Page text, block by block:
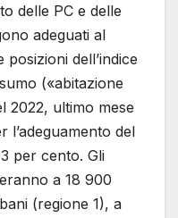
delle PC e delle
adeguati al
dell’indice
(«abitazione
2022, ultimo mese
l’adeguamento del
per cento. Gli
a 18 900
(regione 1), a